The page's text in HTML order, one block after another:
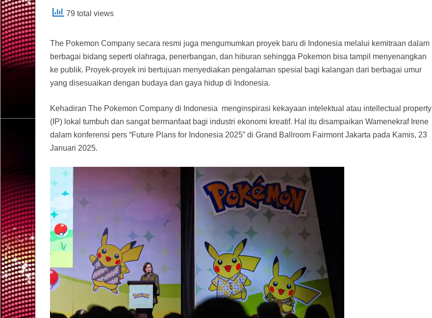
79 total views
The Pokemon Company secara resmi juga mengumumkan proyek baru di Indonesia melalui kemitraan dalam
berbagai bidang seperti olahraga, penerbangan, dan hiburan sehingga Pokemon bisa tampil menyenangkan
ke publik. Proyek-proyek ini bertujuan menyediakan pengalaman spesial bagi kalangan dari berbagai umur
yang disesuaikan dengan budaya dan gaya hidup di Indonesia.
Kehadiran The Pokemon Company di Indonesia menginspirasi kekayaan intelektual atau intellectual property
(IP) lokal tumbuh dan sangat bermanfaat bagi industri ekonomi kreatif. Hal itu disampaikan Wamenekraf Irene
dalam konferensi pers “Future Plans for Indonesia 2025” di Grand Ballroom Fairmont Jakarta pada Kamis, 23
Januari 2025.